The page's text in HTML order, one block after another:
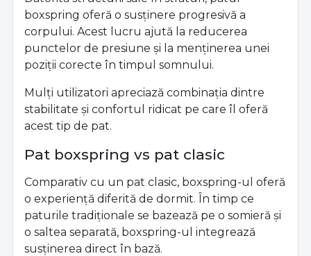
boxspring oferă o susținere progresivă a
corpului. Acest lucru ajută la reducerea
punctelor de presiune și la menținerea unei
poziții corecte în timpul somnului.
Mulți utilizatori apreciază combinația dintre
stabilitate și confortul ridicat pe care îl oferă
acest tip de pat.
Pat boxspring vs pat clasic
Comparativ cu un pat clasic, boxspring-ul oferă
o experiență diferită de dormit. În timp ce
paturile tradiționale se bazează pe o somieră și
o saltea separată, boxspring-ul integrează
susținerea direct în bază.